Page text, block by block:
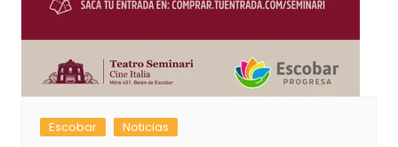
Escobar Noticias